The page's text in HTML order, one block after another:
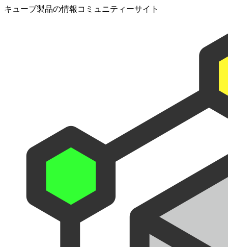
キューブ製品の情報コミュニティーサイト